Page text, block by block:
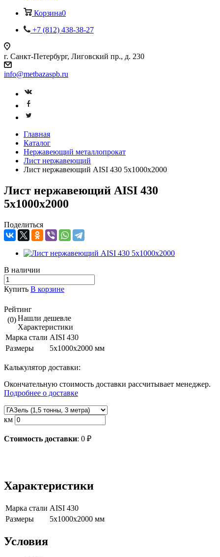
Корзина0
+7 (812) 438-38-27
г. Санкт-Петербург, Лиговский пр., д. 230
info@metbazaspb.ru
Главная
Каталог
Нержавеющий металлопрокат
Лист нержавеющий
Лист нержавеющий AISI 430 5х1000х2000
Лист нержавеющий AISI 430
5х1000х2000
Поделиться
В наличии
Купить В корзине
Рейтинг
(0)Нашли дешевле
Характеристики
Марка стали AISI 430
Размеры
5х1000х2000 мм
Калькулятор доставки:
Окончательную стоимость доставки рассчитывает менеджер.
Подробнее о доставке
км
Стоимость доставки: 0 ₽
Характеристики
Марка стали AISI 430
Размеры
5х1000х2000 мм
Условия